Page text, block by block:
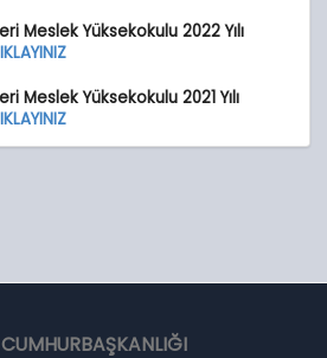
Meslek Yüksekokulu 2022 Yılı
Meslek Yüksekokulu 2021 Yılı
CUMHURBAŞKANLIĞI